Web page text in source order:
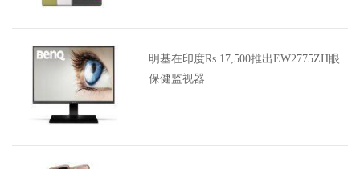
明基在印度Rs 17,500推出EW2775ZH眼
保健监视器